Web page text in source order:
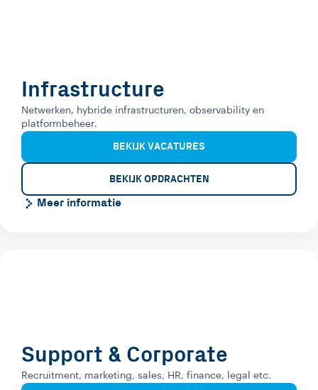
Infrastructure
Netwerken, hybride infrastructuren, observability en
platformbeheer.
BEKIJK VACATURES
BEKIJK OPDRACHTEN
Meer informatie
Support & Corporate
Recruitment, marketing, sales, HR, finance, legal etc.